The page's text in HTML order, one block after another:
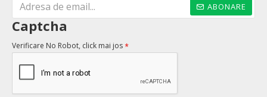
ABONARE
Captcha
Verificare No Robot, click mai jos